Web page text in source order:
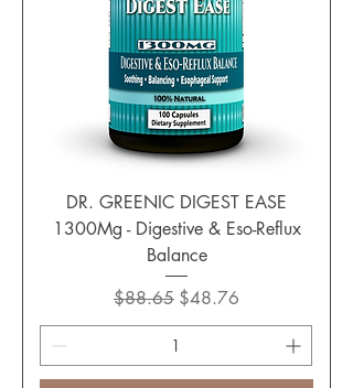
DR. GREENIC DIGEST EASE
1300Mg - Digestive & Eso-Reflux
Balance
通常価格
$88.65 セール価格
$48.76